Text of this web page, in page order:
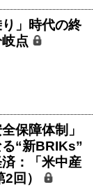
」時代の終
点
保障体制」
“新BRIKs”
済：「米中産
回）